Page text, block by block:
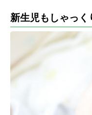
新生児もしゃっく